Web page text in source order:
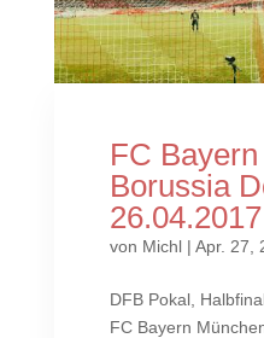
FC
Borussia
26.04.2017
von Michl| Apr. 27,
DFB Pokal,
FC Bayern